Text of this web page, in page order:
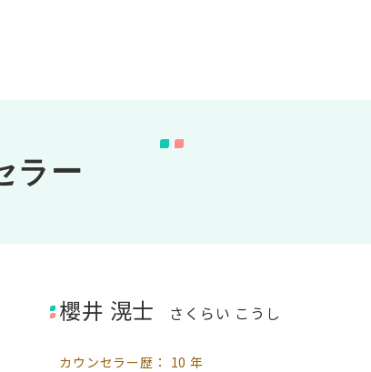
ラー
櫻井 滉士 さくらい こうし
カウンセラー歴： 10 年